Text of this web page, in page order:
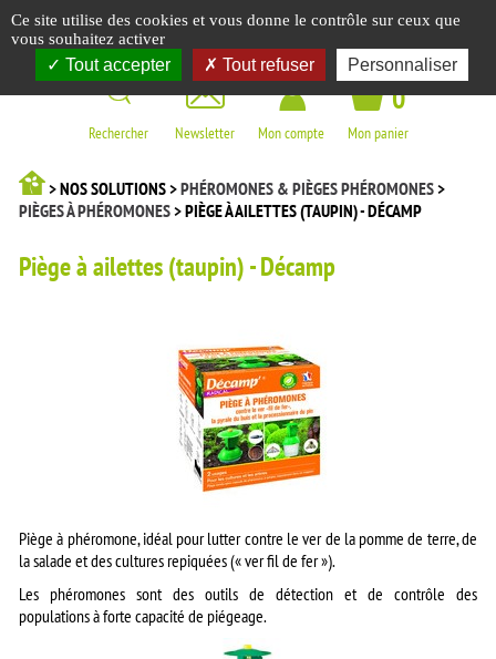
Rechercher Newsletter Mon compte Mon panier
0
> NOS SOLUTIONS >PHÉROMONES & PIÈGES PHÉROMONES>
PIÈGES À PHÉROMONES> PIÈGE À AILETTES (TAUPIN) - DÉCAMP
Piège à ailettes (taupin) - Décamp
Piège à phéromone, idéal pour lutter contre le ver de la pomme de terre, de
la salade et des cultures repiquées (« ver fil de fer »).
Les phéromones sont des outils de détection et de contrôle des
populations à forte capacité de piégeage.
Panneau de gestion des cookies
Ce site utilise des cookies et vous donne le contrôle sur ceux que
vous souhaitez activer
Tout accepter Tout refuser Personnaliser